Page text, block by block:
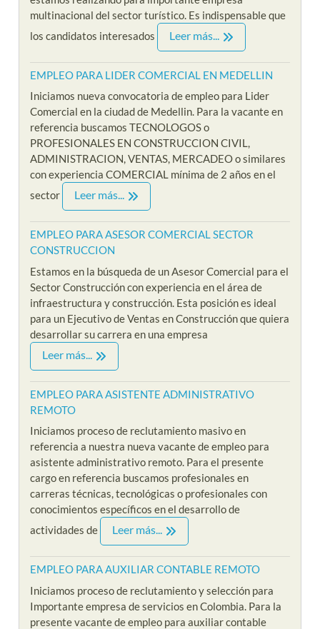
multinacional del sector turístico. Es indispensable que
los candidatos interesados
Leer más...
EMPLEO PARA LIDER COMERCIAL EN MEDELLIN
Iniciamos nueva convocatoria de empleo para Lider
Comercial en la ciudad de Medellin. Para la vacante en
referencia buscamos TECNOLOGOS o
PROFESIONALES EN CONSTRUCCION CIVIL,
ADMINISTRACION, VENTAS, MERCADEO o similares
con experiencia COMERCIAL mínima de 2 años en el
sector
Leer más...
EMPLEO PARA ASESOR COMERCIAL SECTOR
CONSTRUCCION
Estamos en la búsqueda de un Asesor Comercial para el
Sector Construcción con experiencia en el área de
infraestructura y construcción. Esta posición es ideal
para un Ejecutivo de Ventas en Construcción que quiera
desarrollar su carrera en una empresa
Leer más...
EMPLEO PARA ASISTENTE ADMINISTRATIVO
REMOTO
Iniciamos proceso de reclutamiento masivo en
referencia a nuestra nueva vacante de empleo para
asistente administrativo remoto. Para el presente
cargo en referencia buscamos profesionales en
carreras técnicas, tecnológicas o profesionales con
conocimientos específicos en el desarrollo de
actividades de
Leer más...
EMPLEO PARA AUXILIAR CONTABLE REMOTO
Iniciamos proceso de reclutamiento y selección para
Importante empresa de servicios en Colombia. Para la
presente vacante de empleo para auxiliar contable